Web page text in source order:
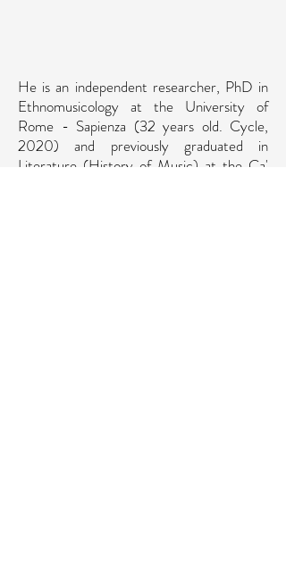
He is an independent researcher, PhD in
Ethnomusicology at the University of
Rome - Sapienza (32 years old. Cycle,
2020) and previously graduated in
Literature (History of Music) at the Ca'